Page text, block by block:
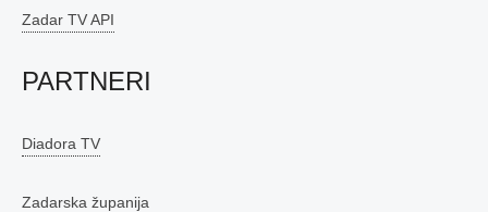
Zadar TV API
PARTNERI
Diadora TV
Zadarska županija